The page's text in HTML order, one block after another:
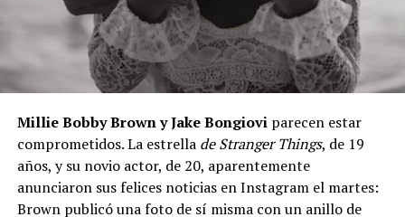
Millie Bobby Brown y Jake Bongiovi parecen estar
comprometidos. La estrella de Stranger Things, de 19
años, y su novio actor, de 20, aparentemente
anunciaron sus felices noticias en Instagram el martes:
Brown publicó una foto de sí misma con un anillo de